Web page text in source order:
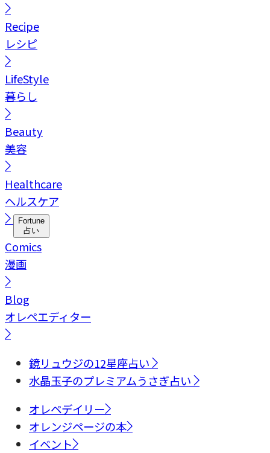
Recipe
レシピ
LifeStyle
暮らし
Beauty
美容
Healthcare
ヘルスケア
Fortune
占い
Comics
漫画
Blog
オレペエディター
鏡リュウジの12星座占い
水晶玉子のプレミアムうさぎ占い
オレペデイリー
オレンジページの本
イベント